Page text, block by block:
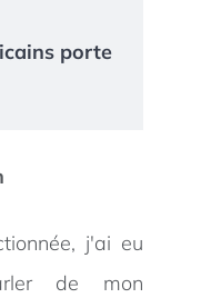
porte
j'ai eu
de mon